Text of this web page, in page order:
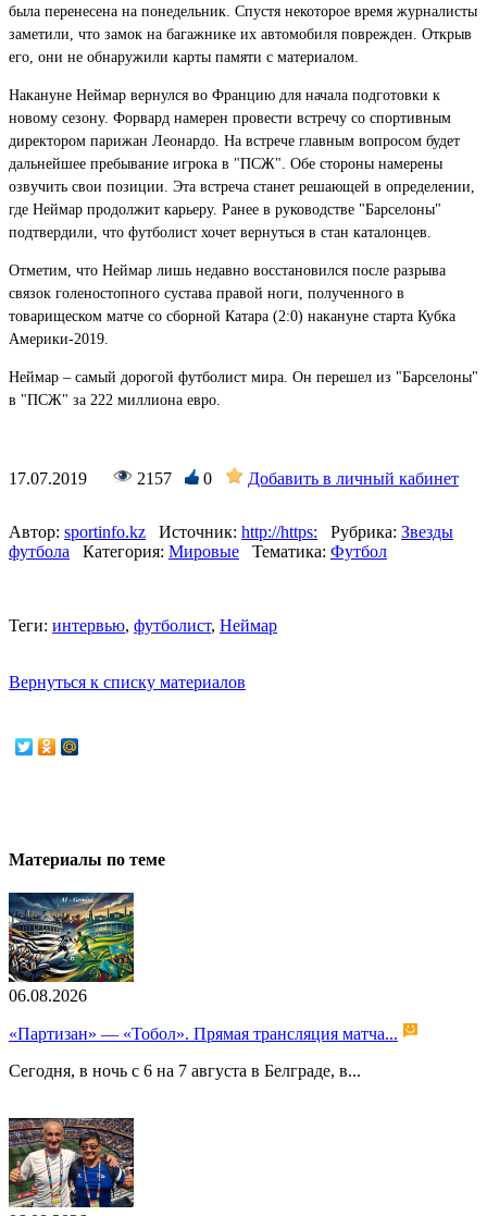
была перенесена на понедельник. Спустя некоторое время журналисты
заметили, что замок на багажнике их автомобиля поврежден. Открыв
его, они не обнаружили карты памяти с материалом.
Накануне Неймар вернулся во Францию для начала подготовки к
новому сезону. Форвард намерен провести встречу со спортивным
директором парижан Леонардо. На встрече главным вопросом будет
дальнейшее пребывание игрока в "ПСЖ". Обе стороны намерены
озвучить свои позиции. Эта встреча станет решающей в определении,
где Неймар продолжит карьеру. Ранее в руководстве "Барселоны"
подтвердили, что футболист хочет вернуться в стан каталонцев.
Отметим, что Неймар лишь недавно восстановился после разрыва
связок голеностопного сустава правой ноги, полученного в
товарищеском матче со сборной Катара (2:0) накануне старта Кубка
Америки-2019.
Неймар – самый дорогой футболист мира. Он перешел из "Барселоны"
в "ПСЖ" за 222 миллиона евро.
17.07.2019 2157 0 Добавить в личный кабинет
Автор: sportinfo.kz Источник: http://https: Рубрика: Звезды
футбола
Категория: Мировые Тематика: Футбол
Теги: интервью, футболист, Неймар
Вернуться к списку материалов
Материалы по теме
06.08.2026
«Партизан» — «Тобол». Прямая трансляция матча...
Сегодня, в ночь с 6 на 7 августа в Белграде, в...